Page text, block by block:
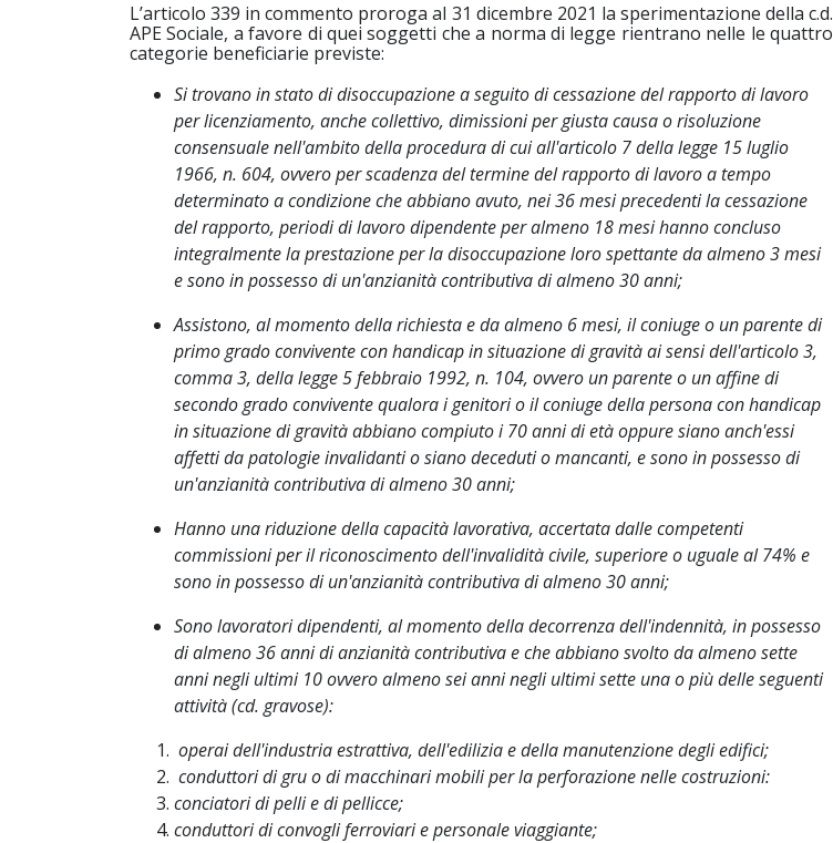
L’articolo 339 in commento proroga al 31 dicembre 2021 la sperimentazione della c.d.
APE Sociale, a favore di quei soggetti che a norma di legge rientrano nelle le quattro
categorie beneficiarie previste:
Si trovano in stato di disoccupazione a seguito di cessazione del rapporto di lavoro
per licenziamento, anche collettivo, dimissioni per giusta causa o risoluzione
consensuale nell'ambito della procedura di cui all'articolo 7 della legge 15 luglio
1966, n. 604, ovvero per scadenza del termine del rapporto di lavoro a tempo
determinato a condizione che abbiano avuto, nei 36 mesi precedenti la cessazione
del rapporto, periodi di lavoro dipendente per almeno 18 mesi hanno concluso
integralmente la prestazione per la disoccupazione loro spettante da almeno 3 mesi
e sono in possesso di un'anzianità contributiva di almeno 30 anni;
Assistono, al momento della richiesta e da almeno 6 mesi, il coniuge o un parente di
primo grado convivente con handicap in situazione di gravità ai sensi dell'articolo 3,
comma 3, della legge 5 febbraio 1992, n. 104, ovvero un parente o un affine di
secondo grado convivente qualora i genitori o il coniuge della persona con handicap
in situazione di gravità abbiano compiuto i 70 anni di età oppure siano anch'essi
affetti da patologie invalidanti o siano deceduti o mancanti, e sono in possesso di
un'anzianità contributiva di almeno 30 anni;
Hanno una riduzione della capacità lavorativa, accertata dalle competenti
commissioni per il riconoscimento dell'invalidità civile, superiore o uguale al 74% e
sono in possesso di un'anzianità contributiva di almeno 30 anni;
Sono lavoratori dipendenti, al momento della decorrenza dell'indennità, in possesso
di almeno 36 anni di anzianità contributiva e che abbiano svolto da almeno sette
anni negli ultimi 10 ovvero almeno sei anni negli ultimi sette una o più delle seguenti
attività (cd. gravose):
operai dell'industria estrattiva, dell'edilizia e della manutenzione degli edifici;
conduttori di gru o di macchinari mobili per la perforazione nelle costruzioni:
conciatori di pelli e di pellicce;
conduttori di convogli ferroviari e personale viaggiante;